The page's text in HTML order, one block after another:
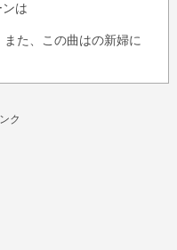
は
た、この曲はの新婦に
ク